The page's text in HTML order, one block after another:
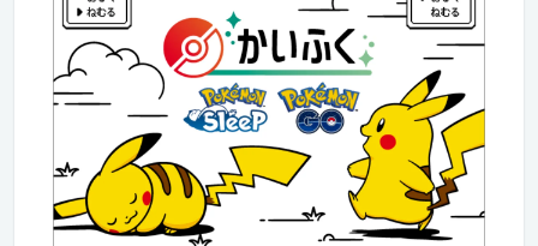
既存の会社の形態ではない「Collective」という組織を創業期か
ら目指しております。 社内の若手メンバーにとっては、外部のプ
ロフェッショナルなパートナーから刺激や学びを得ることがで
き、少数精鋭の組織ながらも幅広い経験を得ることができる環境
オリティ高く実現する。 クリエイターにより多くの選択肢を。
クリエイターの卵をプロフェッショナルに。 そんな３つの思いを
実現する会社としてファブリカはできました。